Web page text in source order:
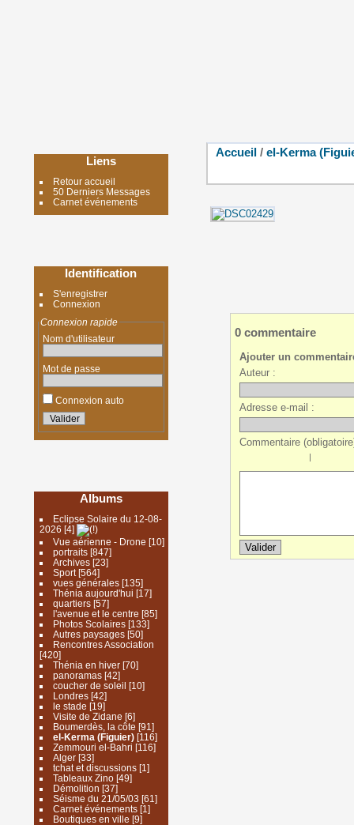
Liens
Retour accueil
50 Derniers Messages
Carnet événements
Identification
S'enregistrer
Connexion
Connexion rapide
Nom d'utilisateur
Mot de passe
Connexion auto
Albums
Eclipse Solaire du 12-08-
2026 [4]
Vue aérienne - Drone [10]
portraits[847]
Archives [23]
Sport[564]
vues générales[135]
Thénia aujourd'hui [17]
quartiers[57]
l'avenue et le centre [85]
Photos Scolaires[133]
Autres paysages[50]
Rencontres Association
[420]
Thénia en hiver[70]
panoramas[42]
coucher de soleil [10]
Londres[42]
le stade [19]
Visite de Zidane [6]
Boumerdès, la côte [91]
el-Kerma (Figuier)[116]
Zemmouri el-Bahri [116]
Alger[33]
tchat et discussions[1]
Tableaux Zino[49]
Démolition [37]
Séisme du 21/05/03 [61]
Carnet événements[1]
Boutiques en ville [9]
Accueil / el-Kerma
0 commentaire
Ajouter un
Auteur :
Adresse e-mail :
Commentaire
|